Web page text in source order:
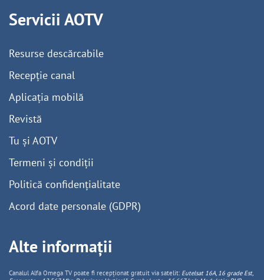
Servicii AOTV
Resurse descărcabile
Recepție canal
Aplicația mobilă
Revistă
Tu și AOTV
Termeni și condiții
Politică confidențialitate
Acord date personale (GDPR)
Alte informații
Canalul Alfa Omega TV poate fi recepționat gratuit via satelit: Eutelsat 16A, 16 grade Est,